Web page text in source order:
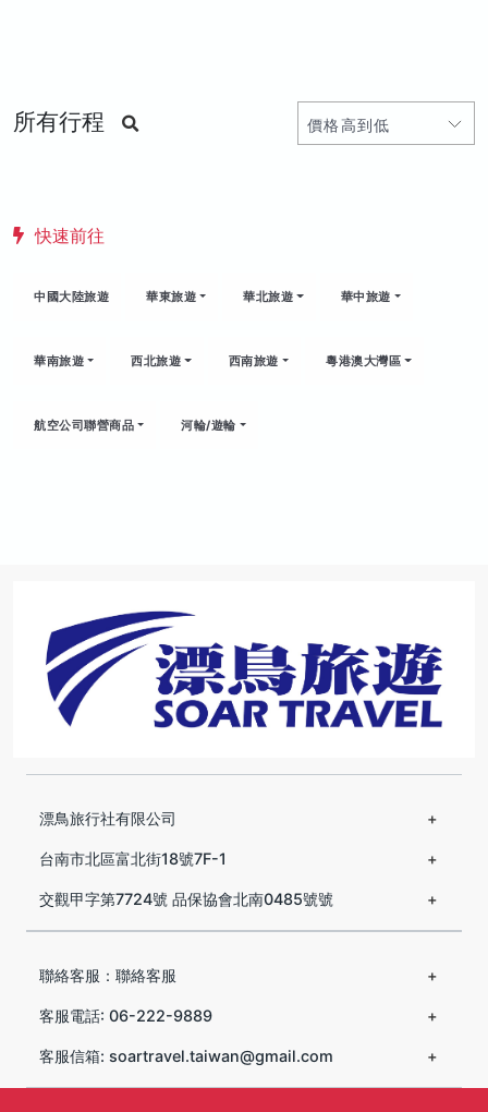
所有行程
快速前往
中國大陸旅遊 華東旅遊 華北旅遊 華中旅遊
華南旅遊 西北旅遊 西南旅遊 粵港澳大灣區
航空公司聯營商品 河輪/遊輪
漂鳥旅行社有限公司
台南市北區富北街18號7F-1
交觀甲字第7724號 品保協會北南0485號號
聯絡客服：聯絡客服
客服電話: 06-222-9889
客服信箱: soartravel.taiwan@gmail.com